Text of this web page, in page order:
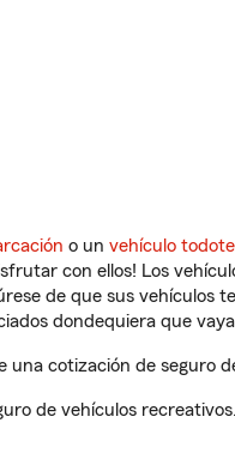
o un vehículo
con ellos! Los
de que sus vehículos
dondequiera que
cotización de seguro
de vehículos recreativos.